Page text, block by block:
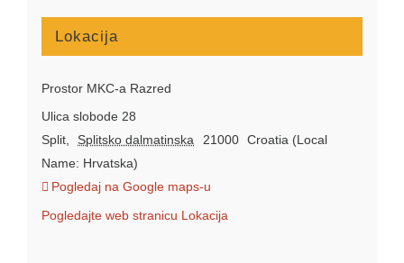
Lokacija
Prostor MKC-a Razred
Ulica slobode 28
Split, Splitsko dalmatinska 21000 Croatia (Local
Name: Hrvatska)
Pogledaj na Google maps-u
Pogledajte web stranicu Lokacija